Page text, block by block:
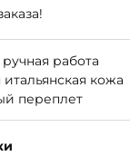
работа
итальянская кожа
переплет